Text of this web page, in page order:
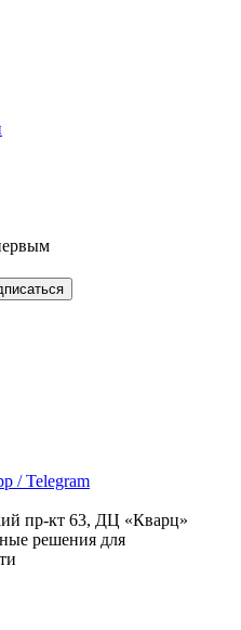
/ Telegram
пр-кт 63, ДЦ «Кварц»
решения для